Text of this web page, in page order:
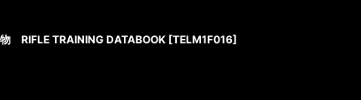
RIFLE TRAINING DATABOOK [TELM1F016]